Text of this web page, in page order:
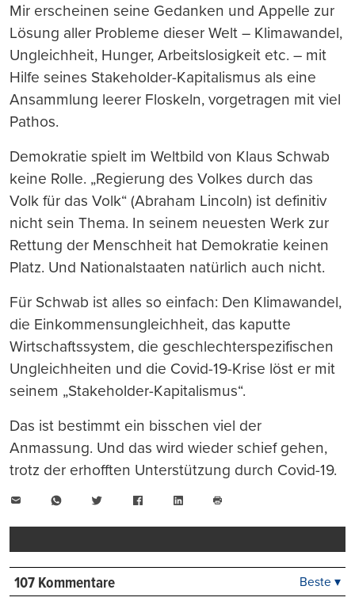
Mir erscheinen seine Gedanken und Appelle zur
Lösung aller Probleme dieser Welt – Klimawandel,
Ungleichheit, Hunger, Arbeitslosigkeit etc. – mit
Hilfe seines Stakeholder-Kapitalismus als eine
Ansammlung leerer Floskeln, vorgetragen mit viel
Pathos.
Demokratie spielt im Weltbild von Klaus Schwab
keine Rolle. „Regierung des Volkes durch das
Volk für das Volk“ (Abraham Lincoln) ist definitiv
nicht sein Thema. In seinem neuesten Werk zur
Rettung der Menschheit hat Demokratie keinen
Platz. Und Nationalstaaten natürlich auch nicht.
Für Schwab ist alles so einfach: Den Klimawandel,
die Einkommensungleichheit, das kaputte
Wirtschaftssystem, die geschlechterspezifischen
Ungleichheiten und die Covid-19-Krise löst er mit
seinem „Stakeholder-Kapitalismus“.
Das ist bestimmt ein bisschen viel der
Anmassung. Und das wird wieder schief gehen,
trotz der erhofften Unterstützung durch Covid-19.
WhatsAppTwitter FacebookLinkedIn
drucken
107 Kommentare Beste ▾